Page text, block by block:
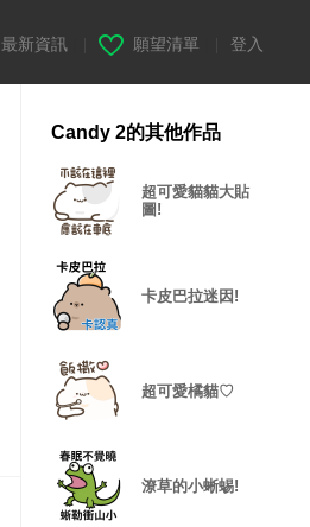
最新資訊 願望清單 登入
Candy 2的其他作品
超可愛貓貓大貼
圖!
卡皮巴拉迷因!
超可愛橘貓♡
潦草的小蜥蜴!